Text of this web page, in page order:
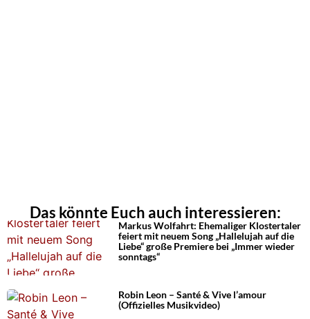
Das könnte Euch auch interessieren:
Markus Wolfahrt: Ehemaliger Klostertaler
feiert mit neuem Song „Hallelujah auf die
Liebe“ große Premiere bei „Immer wieder
sonntags“
Robin Leon – Santé & Vive l’amour
(Offizielles Musikvideo)